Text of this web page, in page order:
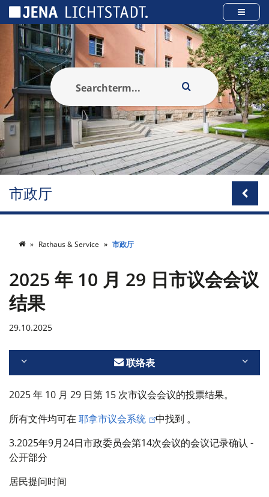
市政厅
Rathaus & Service 市政厅
2025 年 10 月 29 日市议会会议
结果
29.10.2025
联络表
2025 年 10 月 29 日第 15 次市议会会议的投票结果。
所有文件均可在 耶拿市议会系统 中找到 。
3.2025年9月24日市政委员会第14次会议的会议记录确认 -
公开部分
居民提问时间
Cookies management panel